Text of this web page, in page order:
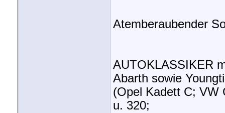
Atemberaubender
AUTOKLASSIKER
Abarth sowie
(Opel Kadett C; VW
u. 320;